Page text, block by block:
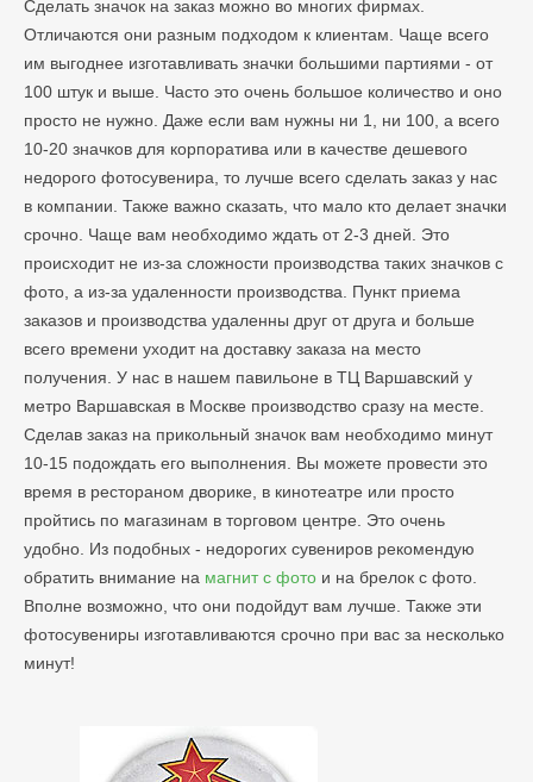
Сделать значок на заказ можно во многих фирмах.
Отличаются они разным подходом к клиентам. Чаще всего
им выгоднее изготавливать значки большими партиями - от
100 штук и выше. Часто это очень большое количество и оно
просто не нужно. Даже если вам нужны ни 1, ни 100, а всего
10-20 значков для корпоратива или в качестве дешевого
недорого фотосувенира, то лучше всего сделать заказ у нас
в компании. Также важно сказать, что мало кто делает значки
срочно. Чаще вам необходимо ждать от 2-3 дней. Это
происходит не из-за сложности производства таких значков с
фото, а из-за удаленности производства. Пункт приема
заказов и производства удаленны друг от друга и больше
всего времени уходит на доставку заказа на место
получения. У нас в нашем павильоне в ТЦ Варшавский у
метро Варшавская в Москве производство сразу на месте.
Сделав заказ на прикольный значок вам необходимо минут
10-15 подождать его выполнения. Вы можете провести это
время в рестораном дворике, в кинотеатре или просто
пройтись по магазинам в торговом центре. Это очень
удобно. Из подобных - недорогих сувениров рекомендую
обратить внимание на магнит с фото и на брелок с фото.
Вполне возможно, что они подойдут вам лучше. Также эти
фотосувениры изготавливаются срочно при вас за несколько
минут!